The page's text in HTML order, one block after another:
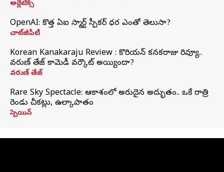
అథ్లెటిక్స్
OpenAI: కొత్త ఏఐ స్మార్ట్ స్పీకర్ ధర ఎంతో తెలుసా?
చాట్‌జీపీటీ
Korean Kanakaraju Review : కొరియన్ కనకరాజు రివ్యూ..
వరుణ్ తేజ్ కామెడీ వర్కౌట్ అయ్యిందా?
వరుణ్ తేజ్
Rare Sky Spectacle: ఆకాశంలో అరుదైన అద్భుతం.. ఒకే రాత్రి
రెండు చీకట్లు, ఉల్కాపాతం
స్పెయిన్